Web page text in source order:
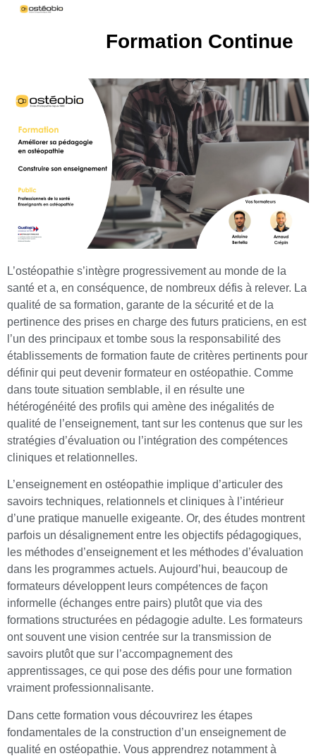
Formation Continue
L’ostéopathie s’intègre progressivement au monde de la
santé et a, en conséquence, de nombreux défis à relever. La
qualité de sa formation, garante de la sécurité et de la
pertinence des prises en charge des futurs praticiens, en est
l’un des principaux et tombe sous la responsabilité des
établissements de formation faute de critères pertinents pour
définir qui peut devenir formateur en ostéopathie. Comme
dans toute situation semblable, il en résulte une
hétérogénéité des profils qui amène des inégalités de
qualité de l’enseignement, tant sur les contenus que sur les
stratégies d’évaluation ou l’intégration des compétences
cliniques et relationnelles.
L’enseignement en ostéopathie implique d’articuler des
savoirs techniques, relationnels et cliniques à l’intérieur
d’une pratique manuelle exigeante. Or, des études montrent
parfois un désalignement entre les objectifs pédagogiques,
les méthodes d’enseignement et les méthodes d’évaluation
dans les programmes actuels. Aujourd’hui, beaucoup de
formateurs développent leurs compétences de façon
informelle (échanges entre pairs) plutôt que via des
formations structu­rées en pédagogie adulte. Les formateurs
ont souvent une vision centrée sur la transmission de
savoirs plutôt que sur l’accompagnement des
apprentissages, ce qui pose des défis pour une formation
vraiment professionnalisante.
Dans cette formation vous découvrirez les étapes
fondamentales de la construction d’un enseignement de
qualité en ostéopathie. Vous apprendrez notamment à